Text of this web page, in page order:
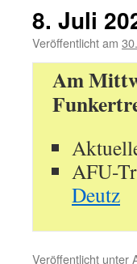
8. Juli
Veröffentlicht am
Am
AFU-
Deutz
Veröffentlicht unter